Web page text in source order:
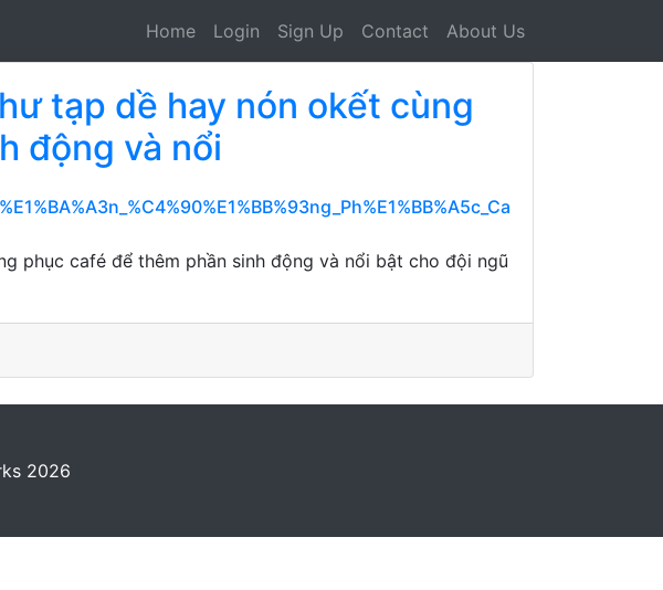
Home Login Sign Up Contact About Us
tạp dề hay nón okết cùng
động và nổi
phục café để thêm phần sinh động và nổi bật cho đội ngũ
2026